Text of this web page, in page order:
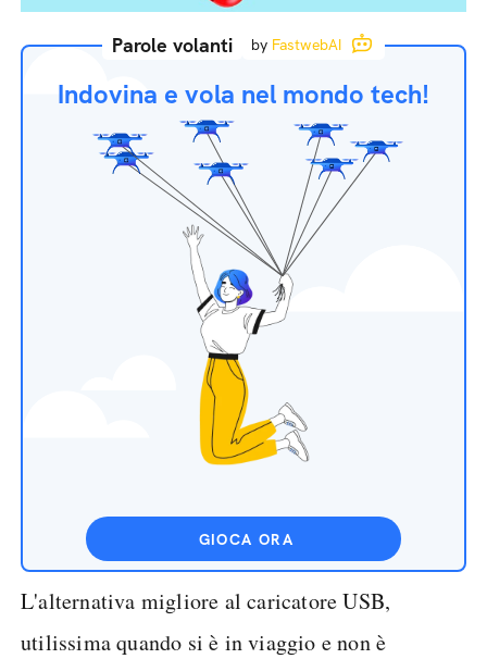
Parole volanti by FastwebAI
Indovina e vola nel mondo tech!
GIOCA ORA
L'alternativa migliore al caricatore USB,
utilissima quando si è in viaggio e non è